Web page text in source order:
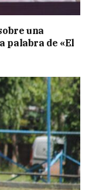
una
palabra de «El